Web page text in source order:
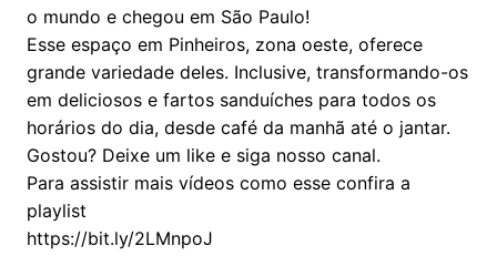
o mundo e chegou em São Paulo!
Esse espaço em Pinheiros, zona oeste, oferece
grande variedade deles. Inclusive, transformando-os
em deliciosos e fartos sanduíches para todos os
horários do dia, desde café da manhã até o jantar.
Gostou? Deixe um like e siga nosso canal.
Para assistir mais vídeos como esse confira a
playlist
https://bit.ly/2LMnpoJ